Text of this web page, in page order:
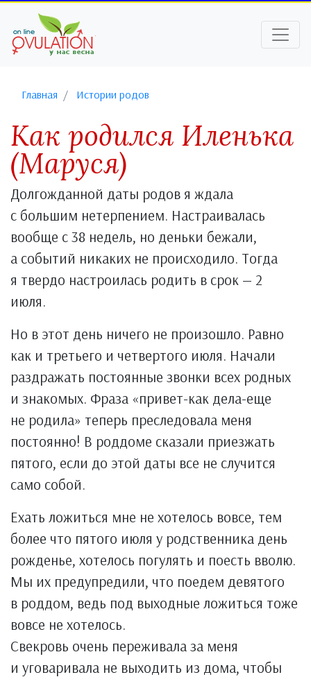
Главная Истории родов
Как родился Иленька
(Маруся)
Долгожданной даты родов я ждала
с большим нетерпением. Настраивалась
вообще с 38 недель, но деньки бежали,
а событий никаких не происходило. Тогда
я твердо настроилась родить в срок — 2
июля.
Но в этот день ничего не произошло. Равно
как и третьего и четвертого июля. Начали
раздражать постоянные звонки всех родных
и знакомых. Фраза «привет-как дела-еще
не родила» теперь преследовала меня
постоянно! В роддоме сказали приезжать
пятого, если до этой даты все не случится
само собой.
Ехать ложиться мне не хотелось вовсе, тем
более что пятого июля у родственника день
рожденье, хотелось погулять и поесть вволю.
Мы их предупредили, что поедем девятого
в роддом, ведь под выходные ложиться тоже
вовсе не хотелось.
Свекровь очень переживала за меня
и уговаривала не выходить из дома, чтобы